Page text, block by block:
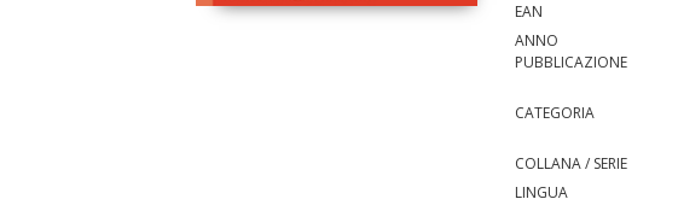
EAN
ANNO
PUBBLICAZIONE
CATEGORIA
COLLANA / SERIE
LINGUA